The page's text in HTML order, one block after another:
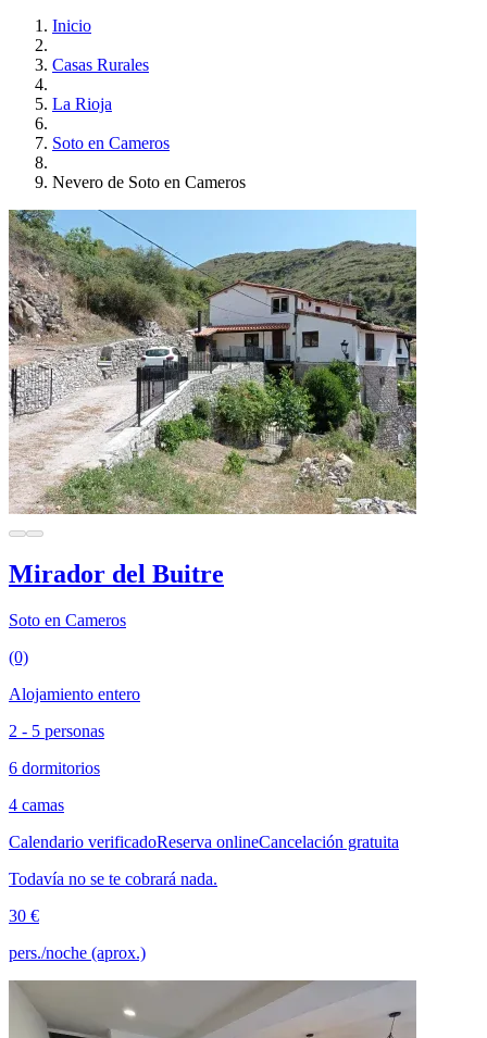
Inicio
Casas Rurales
La Rioja
Soto en Cameros
Nevero de Soto en Cameros
Mirador del Buitre
Soto en Cameros
(0)
Alojamiento entero
2 - 5 personas
6 dormitorios
4 camas
Calendario verificadoReserva onlineCancelación gratuita
Todavía no se te cobrará nada.
30 €
pers./noche (aprox.)